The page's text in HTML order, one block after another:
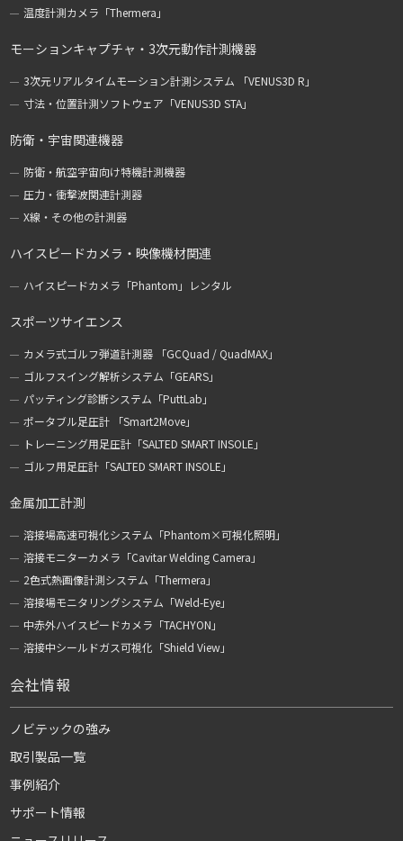
温度計測カメラ「Thermera」
モーションキャプチャ・3次元動作計測機器
3次元リアルタイムモーション計測システム 「VENUS3D R」
寸法・位置計測ソフトウェア「VENUS3D STA」
防衛・宇宙関連機器
防衛・航空宇宙向け特機計測機器
圧力・衝撃波関連計測器
X線・その他の計測器
ハイスピードカメラ・映像機材関連
ハイスピードカメラ「Phantom」レンタル
スポーツサイエンス
カメラ式ゴルフ弾道計測器 「GCQuad / QuadMAX」
ゴルフスイング解析システム「GEARS」
パッティング診断システム「PuttLab」
ポータブル足圧計 「Smart2Move」
トレーニング用足圧計「SALTED SMART INSOLE」
ゴルフ用足圧計「SALTED SMART INSOLE」
金属加工計測
溶接場高速可視化システム「Phantom×可視化照明」
溶接モニターカメラ「Cavitar Welding Camera」
2色式熱画像計測システム「Thermera」
溶接場モニタリングシステム「Weld-Eye」
中赤外ハイスピードカメラ「TACHYON」
溶接中シールドガス可視化「Shield View」
会社情報
ノビテックの強み
取引製品一覧
事例紹介
サポート情報